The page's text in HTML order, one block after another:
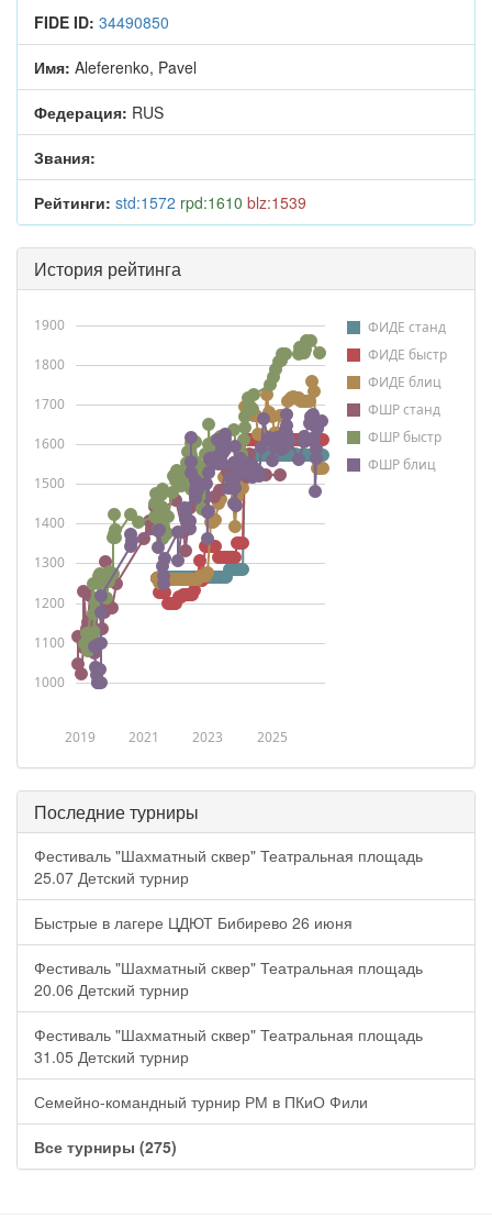
FIDE ID: 34490850
Имя: Aleferenko, Pavel
Федерация: RUS
Звания:
Рейтинги: std:1572 rpd:1610 blz:1539
История рейтинга
ФИДЕ станд
ФИДЕ быстр
ФИДЕ блиц
ФШР станд
ФШР быстр
ФШР блиц
2019 2021 2023 2025
1000
1100
1200
1300
1400
1500
1600
1700
1800
1900
Последние турниры
Фестиваль "Шахматный сквер" Театральная площадь
25.07 Детский турнир
Быстрые в лагере ЦДЮТ Бибирево 26 июня
Фестиваль "Шахматный сквер" Театральная площадь
20.06 Детский турнир
Фестиваль "Шахматный сквер" Театральная площадь
31.05 Детский турнир
Семейно-командный турнир РМ в ПКиО Фили
Все турниры (275)